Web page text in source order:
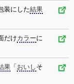
装にした結果
だけカラーに
果 「 おいし そ